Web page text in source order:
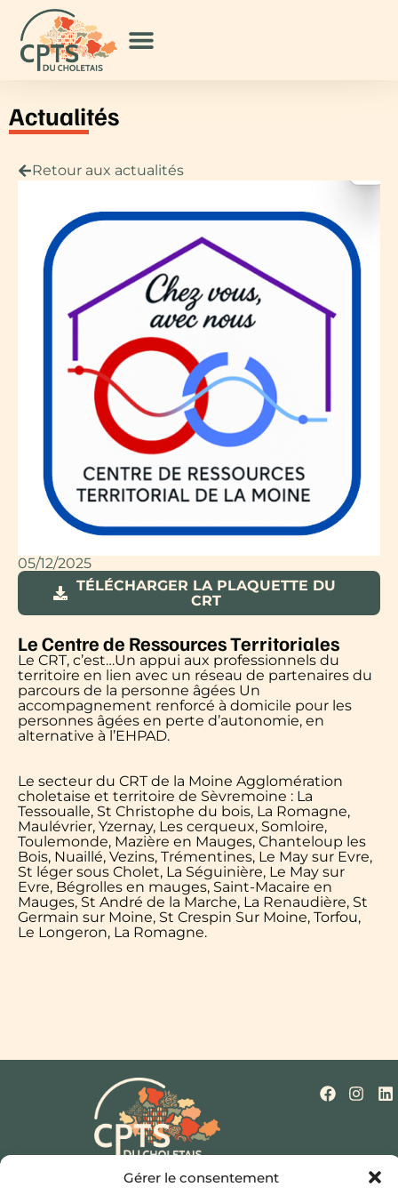
Gérer le consentement
Actualités
Retour aux actualités
05/12/2025
TÉLÉCHARGER LA PLAQUETTE DU
CRT
Le Centre de Ressources Territoriales
Le CRT, c’est…Un appui aux professionnels du
territoire en lien avec un réseau de partenaires du
parcours de la personne âgées Un
accompagnement renforcé à domicile pour les
personnes âgées en perte d’autonomie, en
alternative à l’EHPAD.
Le secteur du CRT de la Moine Agglomération
choletaise et territoire de Sèvremoine : La
Tessoualle, St Christophe du bois, La Romagne,
Maulévrier, Yzernay, Les cerqueux, Somloire,
Toulemonde, Mazière en Mauges, Chanteloup les
Bois, Nuaillé, Vezins, Trémentines, Le May sur Evre,
St léger sous Cholet, La Séguinière, Le May sur
Evre, Bégrolles en mauges, Saint-Macaire en
Mauges, St André de la Marche, La Renaudière, St
Germain sur Moine, St Crespin Sur Moine, Torfou,
Le Longeron, La Romagne.
Qui sommes-nous ? Nos missions